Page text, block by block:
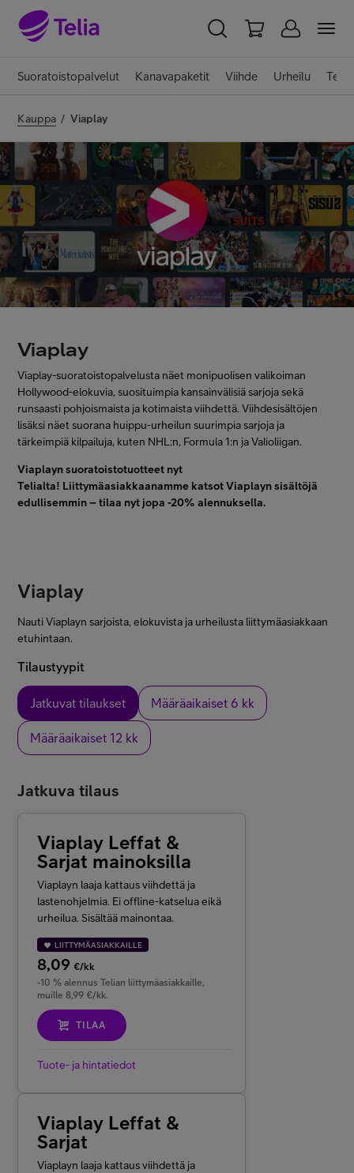
YKSITYISILLE YRITYKSILLE WHOLESALE
Liittymät ja palvelut
Laitteet
TV ja viihde
Minun Telia
FI
Suoratoistopalvelut Kanavapaketit Viihde Urheilu Telia
Kauppa / Viaplay
Viaplay
Viaplay-suoratoistopalvelusta näet monipuolisen valikoiman
Hollywood-elokuvia, suosituimpia kansainvälisiä sarjoja sekä
runsaasti pohjoismaista ja kotimaista viihdettä. Viihdesisältöjen
lisäksi näet suorana huippu-urheilun suurimpia sarjoja ja
tärkeimpiä kilpailuja, kuten NHL:n, Formula 1:n ja Valioliigan.
Viaplayn suoratoistotuotteet nyt
Telialta! Liittymäasiakkaanamme katsot Viaplayn sisältöjä
edullisemmin – tilaa nyt jopa -20% alennuksella.
Viaplay
Nauti Viaplayn sarjoista, elokuvista ja urheilusta liittymäasiakkaan
etuhintaan.
Tilaustyypit
Jatkuvat tilaukset Määräaikaiset 6 kk
Määräaikaiset 12 kk
Jatkuva tilaus
Viaplay Leffat &
Sarjat mainoksilla
Viaplayn laaja kattaus viihdettä ja
lastenohjelmia. Ei offline-katselua eikä
urheilua. Sisältää mainontaa.
LIITTYMÄASIAKKAILLE
8,09 €/kk
-10 % alennus Telian liittymäasiakkaille,
muille 8,99 €/kk.
TILAA
Tuote- ja hintatiedot
Viaplay Leffat &
Sarjat
Viaplayn laaja kattaus viihdettä ja